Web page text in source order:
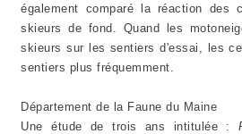
également comparé la réaction des
skieurs de fond. Quand les
skieurs sur les sentiers d'essai, les
sentiers plus fréquemment.
Département de la Faune du Maine
Une étude de trois ans intitulée :